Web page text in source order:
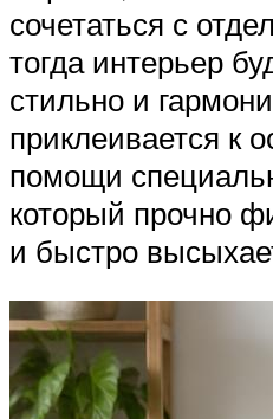
сочетаться с
тогда интерьер
стильно и
приклеивается к
помощи
который прочно
и быстро